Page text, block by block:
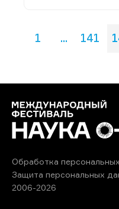
1 ... 141
Обработка
Защита персональных
2006-2026